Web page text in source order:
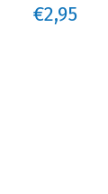
€2,95